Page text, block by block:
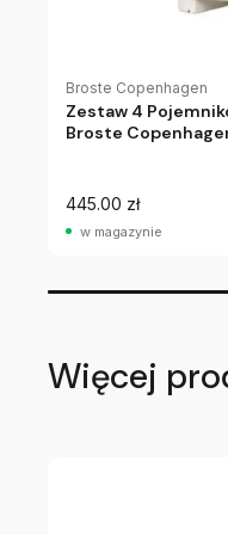
Broste Copenhagen
Zestaw 4
Broste
445.00 zł
w magazynie
Więcej